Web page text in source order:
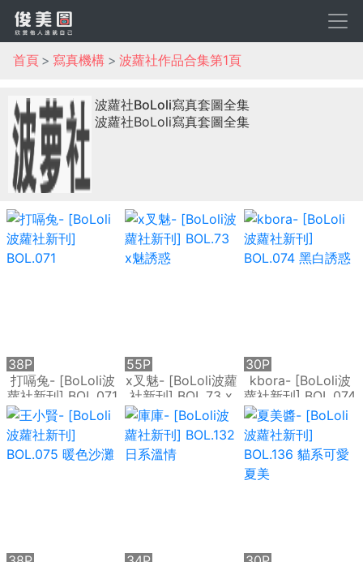
首頁 寫真機構 波蘿社作品合集第1頁
波蘿社BoLoli寫真套圖全集
波蘿社BoLoli寫真套圖全集
打嗝兔- [BoLoli波
蘿社新刊] BOL.071
38P
x叉魅- [BoLoli波蘿
社新刊] BOL.73 x
魅誘惑
55P
kbora- [BoLoli波
蘿社新刊] BOL.074
黑白誘惑
30P